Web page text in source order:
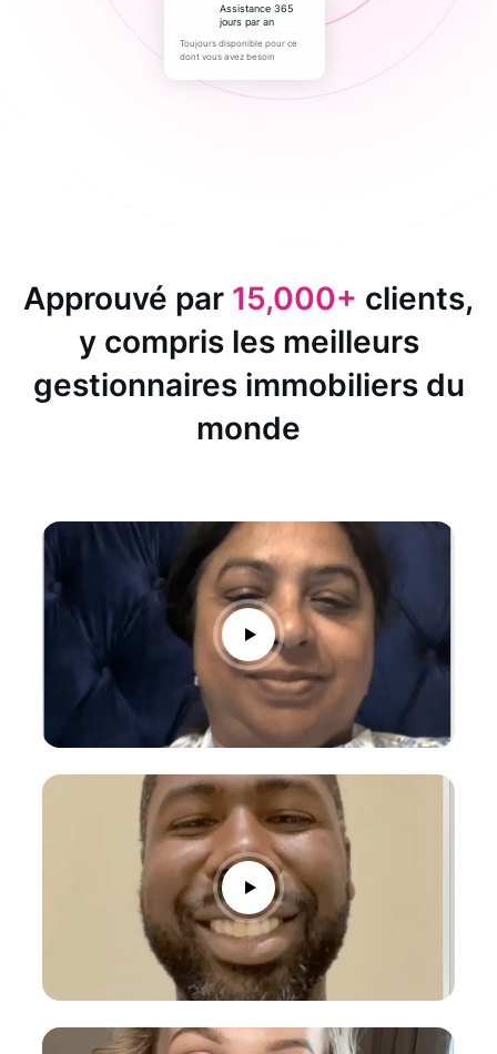
Assistance 365
jours par an
Toujours disponible pour ce
dont vous avez besoin
Approuvé par 15,000+ clients,
y compris les meilleurs
gestionnaires immobiliers du
monde